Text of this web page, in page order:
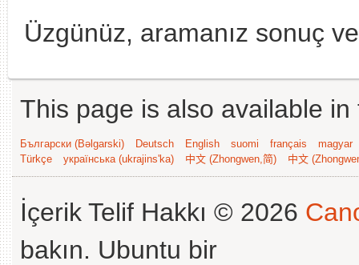
Üzgünüz, aramanız sonuç
This page is also available
Български (Bəlgarski) Deutsch English suomi français
magyar
Türkçe
українська (ukrajins'ka) 中文 (Zhongwen,简) 中文
İçerik Telif Hakkı © 2026
bakın. Ubuntu bir